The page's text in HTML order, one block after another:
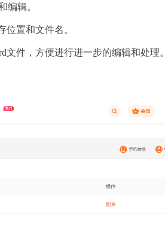
编辑。
位置和文件名。
件，方便进行进一步的编辑和处理。